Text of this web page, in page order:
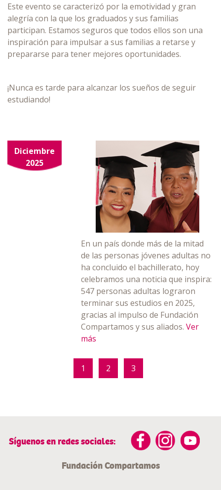
Este evento se caracterizó por la emotividad y gran
alegría con la que los graduados y sus familias
participan. Estamos seguros que todos ellos son una
inspiración para impulsar a sus familias a retarse y
prepararse para tener mejores oportunidades.
¡Nunca es tarde para alcanzar los sueños de seguir
estudiando!
Diciembre
2025
En un país donde más de la mitad
de las personas jóvenes adultas no
ha concluido el bachillerato, hoy
celebramos una noticia que inspira:
547 personas adultas lograron
terminar sus estudios en 2025,
gracias al impulso de Fundación
Compartamos y sus aliados.Ver
más
1 2 3
Síguenos en redes sociales:
Fundación Compartamos